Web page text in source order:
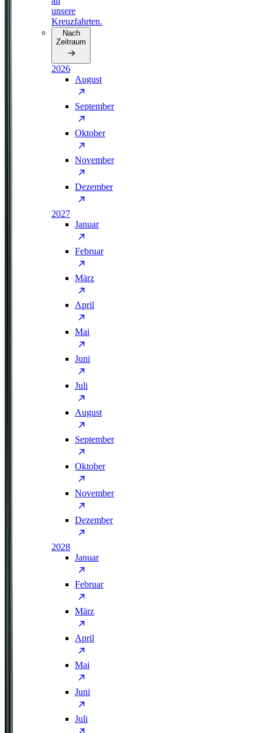
unsere
Kreuzfahrten.
Nach
Zeitraum
2026
August
September
Oktober
November
Dezember
2027
Januar
Februar
März
April
Mai
Juni
Juli
August
September
Oktober
November
Dezember
2028
Januar
Februar
März
April
Mai
Juni
Juli